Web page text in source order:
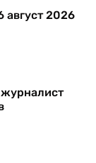
август 2026